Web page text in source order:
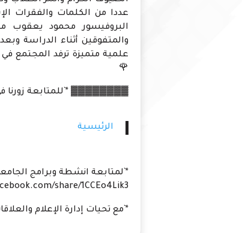
عددا من الكلمات والفقرات
البروفيسور محمود يعقوب
والمتفوقين أثناء الدراسة
علمية متميزة ترفد المجتمع
🌹
▓▓▓▓▓▓▓▓ *`للمتابعة زورنا
الرئيسية
*`لمتابعة انشطة وبرامج
share/1CCEo4Lik3/
*`مع تحيات إدارة الإعلام